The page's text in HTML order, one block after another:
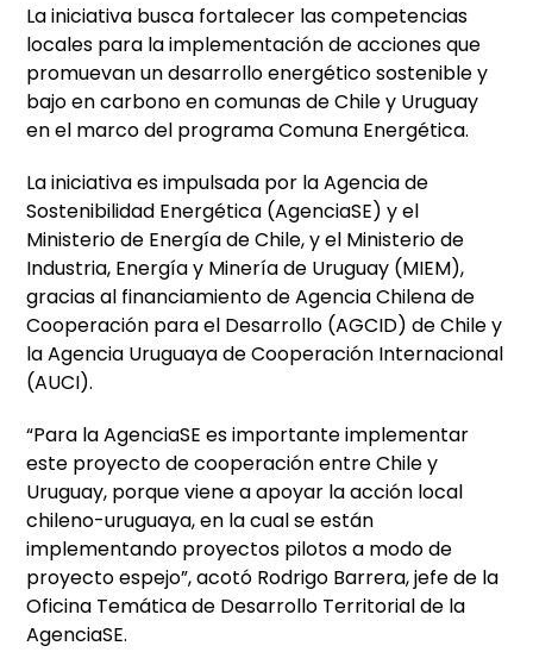
La iniciativa busca fortalecer las competencias
locales para la implementación de acciones que
promuevan un desarrollo energético sostenible y
bajo en carbono en comunas de Chile y Uruguay
en el marco del programa Comuna Energética.
La iniciativa es impulsada por la Agencia de
Sostenibilidad Energética (AgenciaSE) y el
Ministerio de Energía de Chile, y el Ministerio de
Industria, Energía y Minería de Uruguay (MIEM),
gracias al financiamiento de Agencia Chilena de
Cooperación para el Desarrollo (AGCID) de Chile y
la Agencia Uruguaya de Cooperación Internacional
(AUCI).
“Para la AgenciaSE es importante implementar
este proyecto de cooperación entre Chile y
Uruguay, porque viene a apoyar la acción local
chileno-uruguaya, en la cual se están
implementando proyectos pilotos a modo de
proyecto espejo”, acotó Rodrigo Barrera, jefe de la
Oficina Temática de Desarrollo Territorial de la
AgenciaSE.